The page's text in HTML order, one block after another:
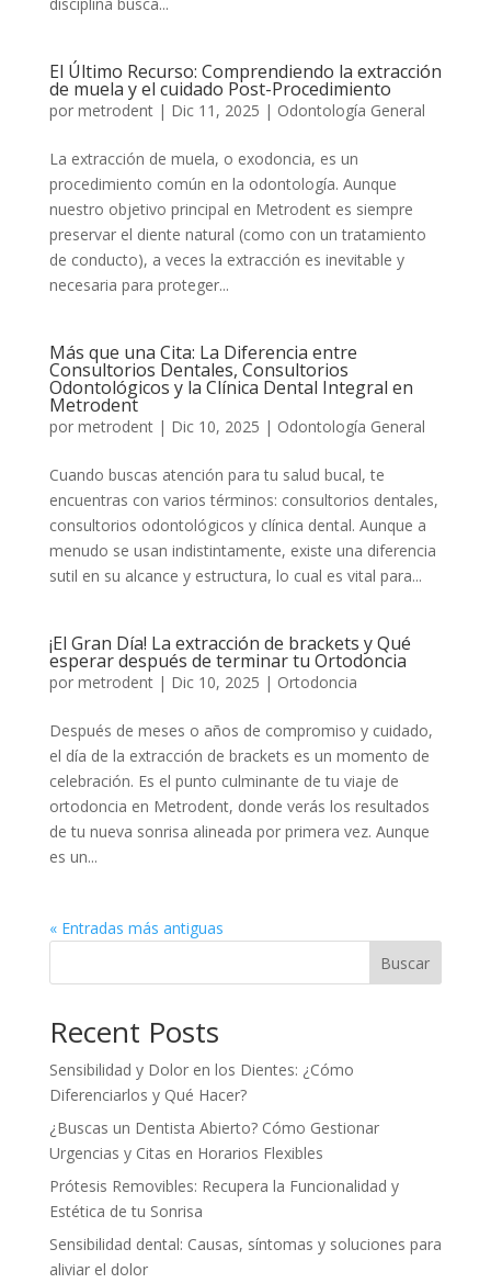
El Último Recurso: Comprendiendo la extracción
de muela y el cuidado Post-Procedimiento
por metrodent| Dic 11, 2025 | Odontología General
La extracción de muela, o exodoncia, es un
procedimiento común en la odontología. Aunque
nuestro objetivo principal en Metrodent es siempre
preservar el diente natural (como con un tratamiento
de conducto), a veces la extracción es inevitable y
necesaria para proteger...
Más que una Cita: La Diferencia entre
Consultorios Dentales, Consultorios
Odontológicos y la Clínica Dental Integral en
Metrodent
por metrodent| Dic 10, 2025 | Odontología General
Cuando buscas atención para tu salud bucal, te
encuentras con varios términos: consultorios dentales,
consultorios odontológicos y clínica dental. Aunque a
menudo se usan indistintamente, existe una diferencia
sutil en su alcance y estructura, lo cual es vital para...
¡El Gran Día! La extracción de brackets y Qué
esperar después de terminar tu Ortodoncia
por metrodent| Dic 10, 2025 | Ortodoncia
Después de meses o años de compromiso y cuidado,
el día de la extracción de brackets es un momento de
celebración. Es el punto culminante de tu viaje de
ortodoncia en Metrodent, donde verás los resultados
de tu nueva sonrisa alineada por primera vez. Aunque
es un...
« Entradas más antiguas
Buscar
Recent Posts
Sensibilidad y Dolor en los Dientes: ¿Cómo
Diferenciarlos y Qué Hacer?
¿Buscas un Dentista Abierto? Cómo Gestionar
Urgencias y Citas en Horarios Flexibles
Prótesis Removibles: Recupera la Funcionalidad y
Estética de tu Sonrisa
Sensibilidad dental: Causas, síntomas y soluciones para
aliviar el dolor